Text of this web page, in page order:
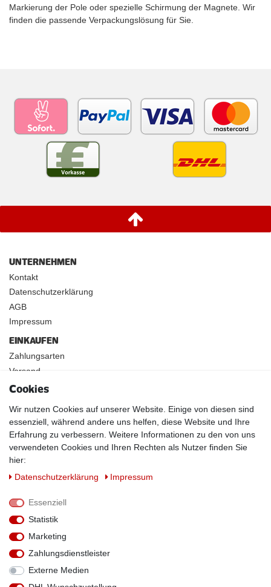
Markierung der Pole oder spezielle Schirmung der Magnete. Wir
finden die passende Verpackungslösung für Sie.
UNTERNEHMEN
Kontakt
Datenschutzerklärung
AGB
Impressum
EINKAUFEN
Zahlungsarten
Versand
Widerrufsrecht
INFOS
Kundenanwendungen
Physikalische Eigenschaften
Magnetismus von A-Z
Magnetmaterialien
Downloads
Handelspartner werden
Facebook
Cookies
Wir nutzen Cookies auf unserer Website. Einige von diesen sind
essenziell, während andere uns helfen, diese Website und Ihre
Erfahrung zu verbessern. Weitere Informationen zu den von uns
verwendeten Cookies und Ihren Rechten als Nutzer finden Sie
hier:
Daten­schutz­erklärung
Impressum
Essenziell
Statistik
Marketing
Zahlungsdienstleister
Externe Medien